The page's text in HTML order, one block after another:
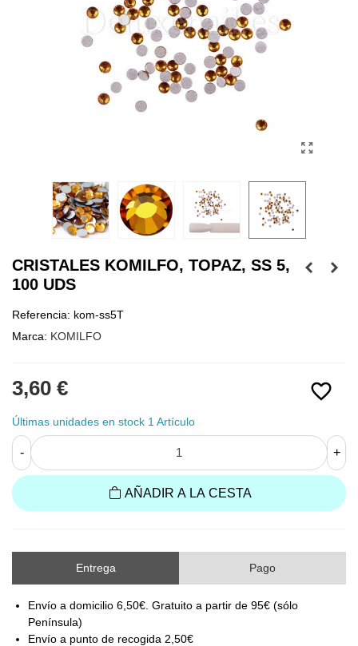
CRISTALES KOMILFO, TOPAZ, SS 5,
100 UDS
Referencia: kom-ss5T
Marca: KOMILFO
favorite_border
3,60 €
Últimas unidades en stock 1 Artículo
- +
AÑADIR A LA CESTA
Entrega Pago
Envío a domicilio 6,50€. Gratuito a partir de 95€ (sólo
Península)
Envío a punto de recogida 2,50€